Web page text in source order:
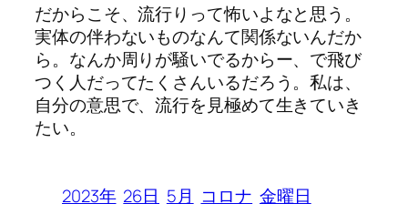
だからこそ、流行りって怖いよなと思う。
実体の伴わないものなんて関係ないんだか
ら。なんか周りが騒いでるからー、で飛び
つく人だってたくさんいるだろう。私は、
自分の意思で、流行を見極めて生きていき
たい。
2023年 26日 5月 コロナ 金曜日